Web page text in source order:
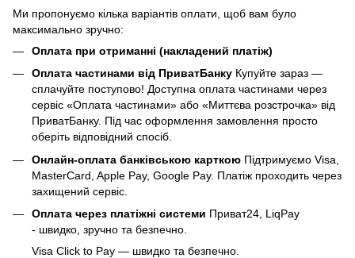
Ми пропонуємо кілька варіантів оплати, щоб вам було
максимально зручно:
Оплата при отриманні (накладений платіж)
Оплата частинами від ПриватБанку Купуйте зараз —
сплачуйте поступово! Доступна оплата частинами через
сервіс «Оплата частинами» або «Миттєва розстрочка» від
ПриватБанку. Під час оформлення замовлення просто
оберіть відповідний спосіб.
Онлайн-оплата банківською карткою Підтримуємо Visa,
MasterCard, Apple Pay, Google Pay. Платіж проходить через
захищений сервіс.
Оплата через платіжні системи Приват24, LiqPay
- швидко, зручно та безпечно.
Visa Click to Pay — швидко та безпечно.